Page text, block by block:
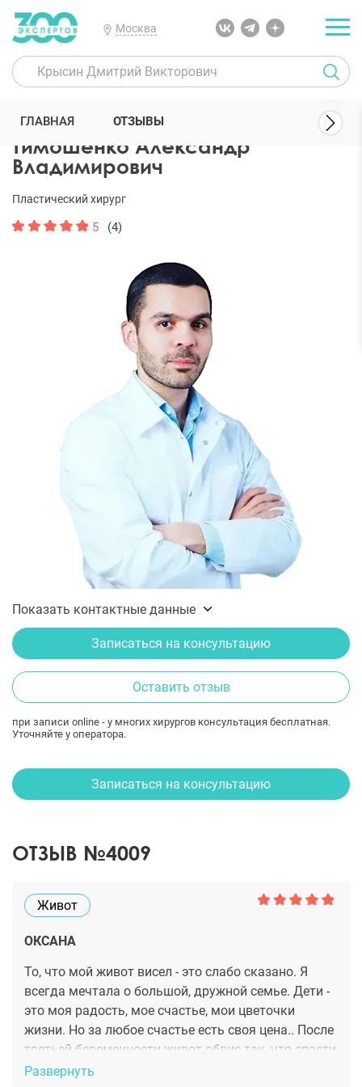
Москва
300 Экспертов Пластические хирурги Тимошенко Александр
Тимошенко Александр
Владимирович
Пластический хирург
5 (4)
Показать контактные данные
Записаться на консультацию
Оставить отзыв
при записи online - у многих хирургов консультация бесплатная.
Уточняйте у оператора.
ГЛАВНАЯ ОТЗЫВЫ
Записаться на консультацию
ОТЗЫВ №4009
Живот
ОКСАНА
То, что мой живот висел - это слабо сказано. Я
всегда мечтала о большой, дружной семье. Дети -
это моя радость, мое счастье, мои цветочки
жизни. Но за любое счастье есть своя цена.. После
третьей беременности живот обвис так, что спасти
ситуацию спортом точно не получилось бы никак.
Развернуть